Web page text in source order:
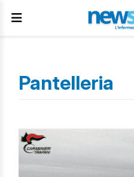
Pantelleria